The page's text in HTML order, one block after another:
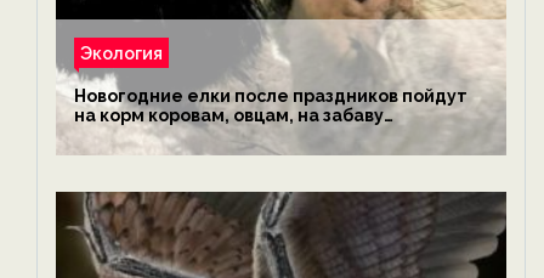
Экология
Новогодние елки после праздников пойдут
на корм коровам, овцам, на забаву
обезьянам, львам и леопардам — новости
экологии на ECOportal